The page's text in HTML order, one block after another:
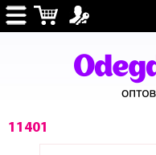
11401